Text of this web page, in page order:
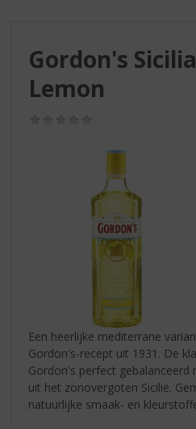
Gordon's
Lemon
Een heerlijke mediterrane
Gordon's-recept uit 1931. De
Gordon's perfect
uit het zonovergoten Sicilië.
natuurlijke smaak- en